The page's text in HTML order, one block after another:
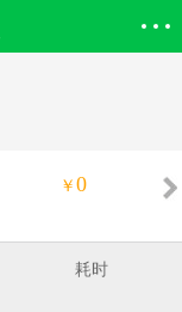
￥ 0
耗时